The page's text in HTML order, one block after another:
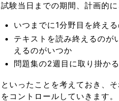
試験当日までの期間、計画的に
いつまでに1分野目を終え
テキストを読み終えるのが
えるのがいつか
問題集の2週目に取り掛か
といったことを考えておき、
をコントロールしていきます。